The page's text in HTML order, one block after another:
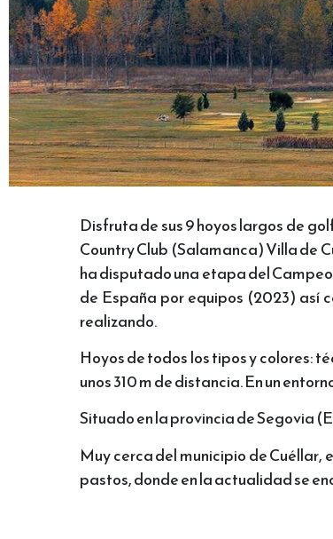
Disfruta de sus 9 hoyos largos de
Country Club (Salamanca) Villa de
ha disputado una etapa del
de España por equipos (2023) así
realizando.
Hoyos de todos los tipos y colores:
unos 310 m de distancia. En un
Situado en la provincia de Segovia
Muy cerca del municipio de
pastos, donde en la actualidad se